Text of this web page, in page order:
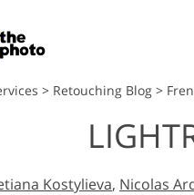
> Retouching Blog >
Kostylieva, Nicolas